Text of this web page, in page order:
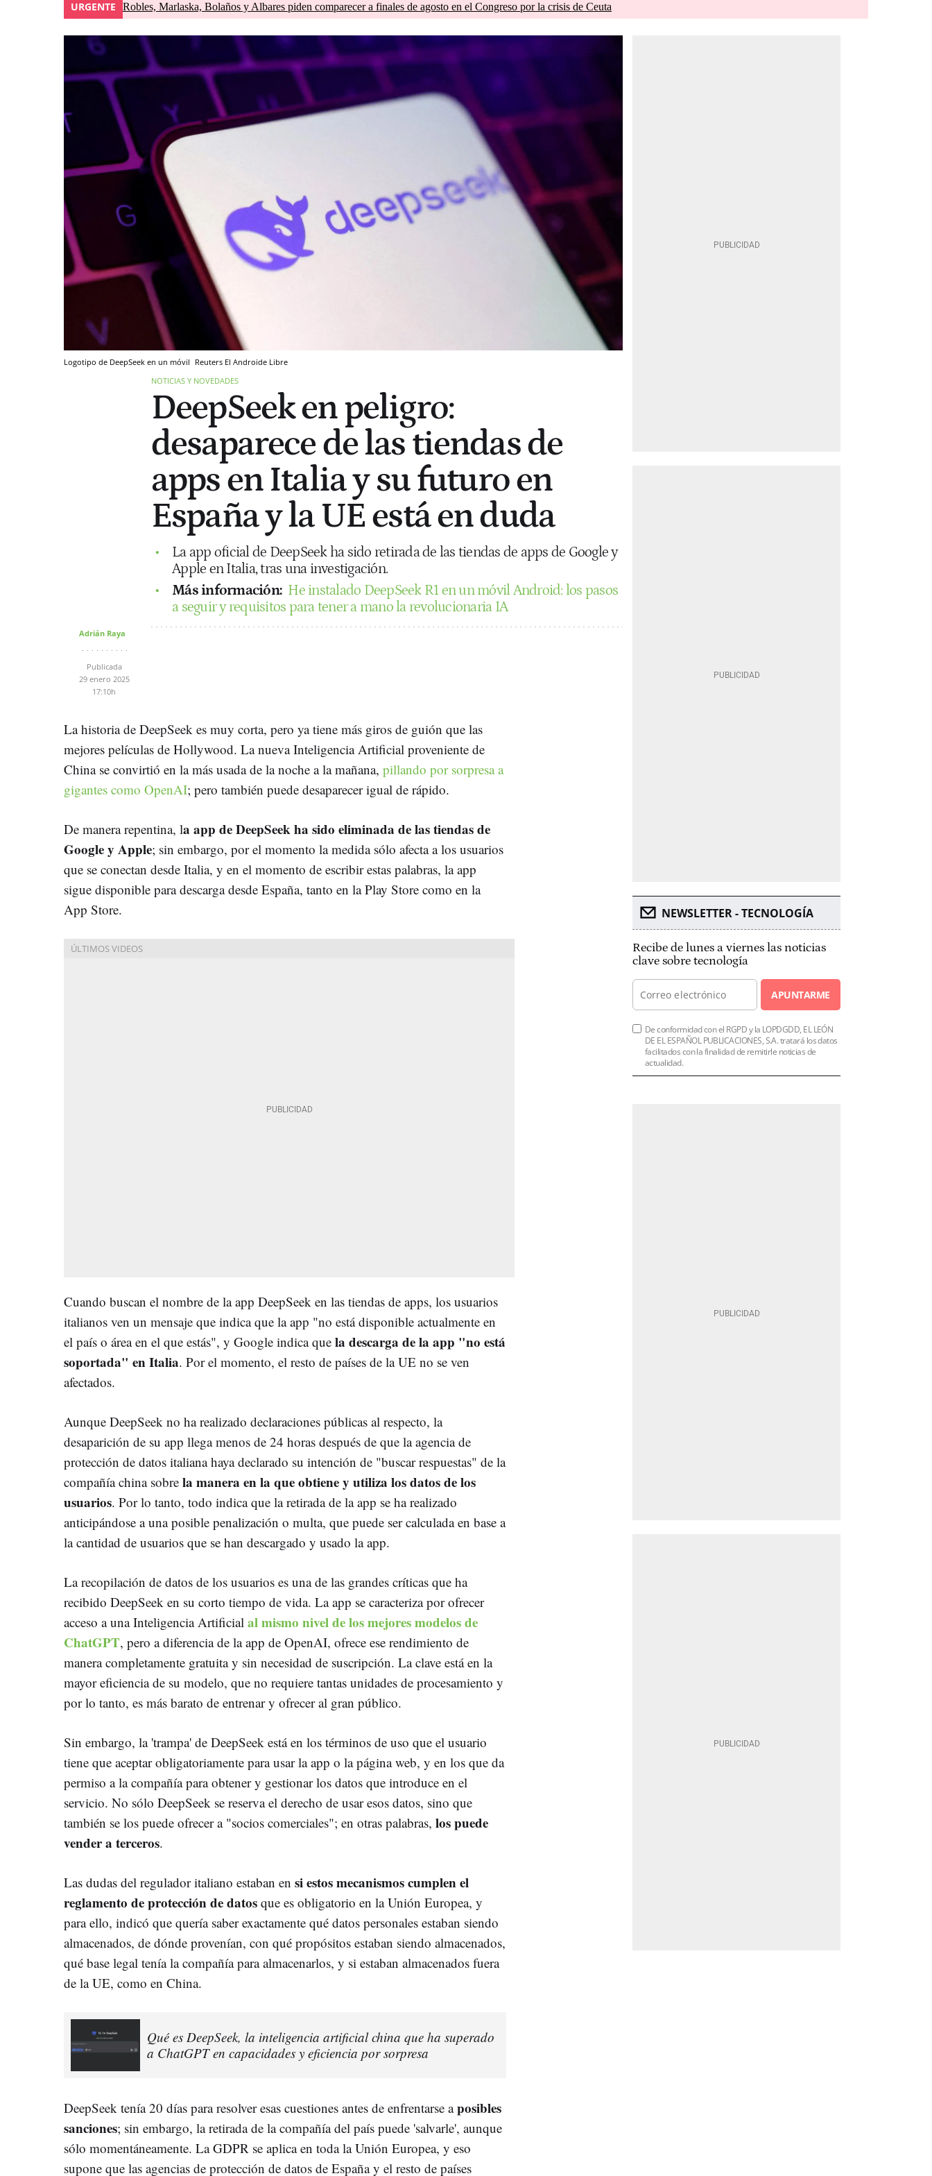
URGENTE Robles, Marlaska, Bolaños y Albares piden comparecer a finales de agosto en el Congreso por la crisis de Ceuta
Logotipo de DeepSeek en un móvil Reuters El Androide Libre
NOTICIAS Y NOVEDADES
DeepSeek en peligro:
desaparece de las tiendas de
apps en Italia y su futuro en
España y la UE está en duda
La app oficial de DeepSeek ha sido retirada de las tiendas de apps de Google y
Apple en Italia, tras una investigación.
Más información: He instalado DeepSeek R1 en un móvil Android: los pasos
a seguir y requisitos para tener a mano la revolucionaria IA
Adrián Raya
Publicada
29 enero 2025
17:10h
La historia de DeepSeek es muy corta, pero ya tiene más giros de guión que las
mejores películas de Hollywood. La nueva Inteligencia Artificial proveniente de
China se convirtió en la más usada de la noche a la mañana, pillando por sorpresa a
gigantes como OpenAI; pero también puede desaparecer igual de rápido.
De manera repentina, la app de DeepSeek ha sido eliminada de las tiendas de
Google y Apple; sin embargo, por el momento la medida sólo afecta a los usuarios
que se conectan desde Italia, y en el momento de escribir estas palabras, la app
sigue disponible para descarga desde España, tanto en la Play Store como en la
App Store.
Cuando buscan el nombre de la app DeepSeek en las tiendas de apps, los usuarios
italianos ven un mensaje que indica que la app "no está disponible actualmente en
el país o área en el que estás", y Google indica que la descarga de la app "no está
soportada" en Italia. Por el momento, el resto de países de la UE no se ven
afectados.
Aunque DeepSeek no ha realizado declaraciones públicas al respecto, la
desaparición de su app llega menos de 24 horas después de que la agencia de
protección de datos italiana haya declarado su intención de "buscar respuestas" de la
compañía china sobre la manera en la que obtiene y utiliza los datos de los
usuarios. Por lo tanto, todo indica que la retirada de la app se ha realizado
anticipándose a una posible penalización o multa, que puede ser calculada en base a
la cantidad de usuarios que se han descargado y usado la app.
La recopilación de datos de los usuarios es una de las grandes críticas que ha
recibido DeepSeek en su corto tiempo de vida. La app se caracteriza por ofrecer
acceso a una Inteligencia Artificial al mismo nivel de los mejores modelos de
ChatGPT, pero a diferencia de la app de OpenAI, ofrece ese rendimiento de
manera completamente gratuita y sin necesidad de suscripción. La clave está en la
mayor eficiencia de su modelo, que no requiere tantas unidades de procesamiento y
por lo tanto, es más barato de entrenar y ofrecer al gran público.
Sin embargo, la 'trampa' de DeepSeek está en los términos de uso que el usuario
tiene que aceptar obligatoriamente para usar la app o la página web, y en los que da
permiso a la compañía para obtener y gestionar los datos que introduce en el
servicio. No sólo DeepSeek se reserva el derecho de usar esos datos, sino que
también se los puede ofrecer a "socios comerciales"; en otras palabras, los puede
vender a terceros.
Las dudas del regulador italiano estaban en si estos mecanismos cumplen el
reglamento de protección de datos que es obligatorio en la Unión Europea, y
para ello, indicó que quería saber exactamente qué datos personales estaban siendo
almacenados, de dónde provenían, con qué propósitos estaban siendo almacenados,
qué base legal tenía la compañía para almacenarlos, y si estaban almacenados fuera
de la UE, como en China.
Qué es DeepSeek, la inteligencia artificial china que ha superado
a ChatGPT en capacidades y eficiencia por sorpresa
DeepSeek tenía 20 días para resolver esas cuestiones antes de enfrentarse aposibles
sanciones; sin embargo, la retirada de la compañía del país puede 'salvarle', aunque
sólo momentáneamente. La GDPR se aplica en toda la Unión Europea, y eso
supone que las agencias de protección de datos de España y el resto de países
NEWSLETTER - TECNOLOGÍA
Recibe de lunes a viernes las noticias
clave sobre tecnología
APUNTARME
De conformidad con el RGPD y la LOPDGDD, EL LEÓN
DE EL ESPAÑOL PUBLICACIONES, S.A. tratará los datos
facilitados con la finalidad de remitirle noticias de
actualidad.